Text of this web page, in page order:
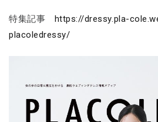
特集記事 https://dressy.pla-
placoledressy/